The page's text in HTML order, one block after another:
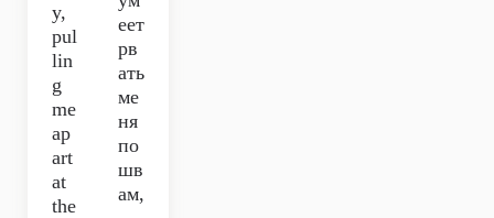
y,
pul
lin
g
me
ap
art
at
the
еет
рв
ать
ме
ня
по
шв
ам,